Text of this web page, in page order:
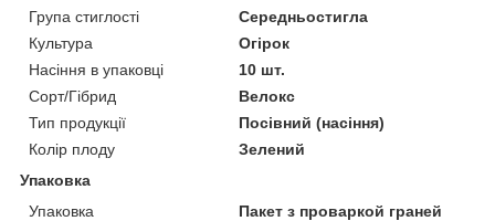
Група стиглості
Середньостигла
Культура
Огірок
Насіння в упаковці
10 шт.
Сорт/Гібрид
Велокс
Тип продукції
Посівний (насіння)
Колір плоду
Зелений
Упаковка
Упаковка
Пакет з проваркой граней